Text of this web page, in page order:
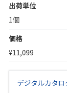
出荷単位
1個
価格
¥11,099
デジタルカタロ